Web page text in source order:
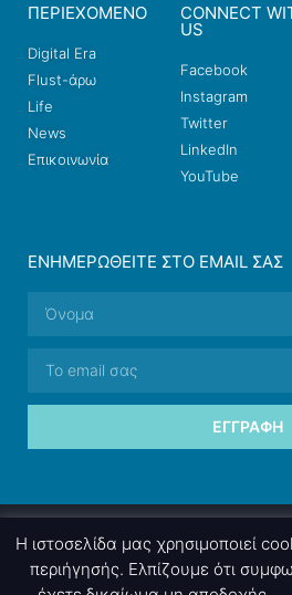
ΠΕΡΙΕΧΟΜΕΝΟ
Digital Era
Flust-άρω
Life
News
Επικοινωνία
CONNECT
US
Facebook
Instagram
Twitter
LinkedIn
YouTube
ΕΝΗΜΕΡΩΘΕΊΤΕ ΣΤΟ EMAIL ΣΑΣ
ΕΓΓΡΑΦΉ
Η ιστοσελίδα μας χρησιμοποιεί
περιήγησής. Ελπίζουμε ότι